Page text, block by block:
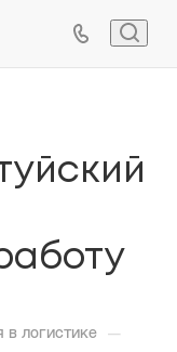
в логистике —